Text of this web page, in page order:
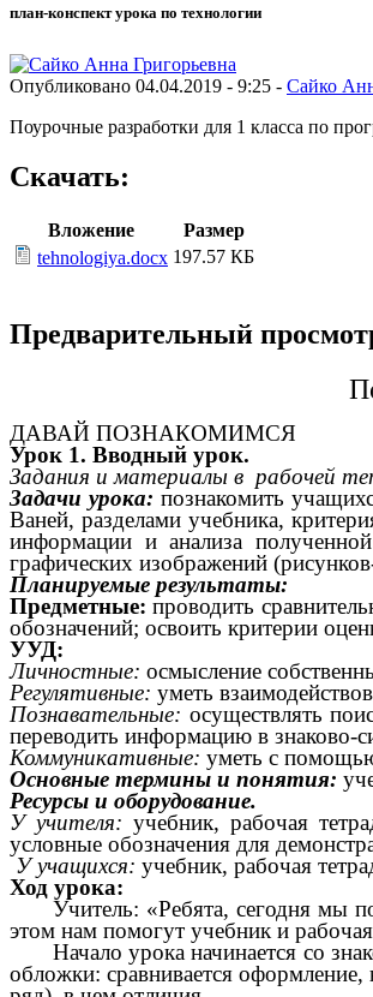
план-конспект урока по технологии
Опубликовано 04.04.2019 - 9:25 - Сайко
Поурочные разработки для 1 класса по
Скачать:
Вложение
Размер
tehnologiya.docx 197.57 КБ
Предварительный
ДАВАЙ ПОЗНАКОМИМСЯ
Урок 1. Вводный урок.
Задания и материалы в рабочей
Задачи урока:познакомить
Ваней, разделами учебника,
информации и анализа
графических изображений
Планируемые результаты:
Предметные:проводить
обозначений; освоить критерии
УУД:
Личностные: осмысление
Регулятивные: уметь
Познавательные: осуществлять
переводить информацию в знаково-
Коммуникативные: уметь с
Основные термины и понятия:
Ресурсы и оборудование.
У учителя: учебник, рабочая
условные обозначения для
У учащихся: учебник, рабочая
Ход урока:
Учитель: «Ребята, сегодня мы
этом нам помогут учебник и
Начало урока начинается со
обложки: сравнивается